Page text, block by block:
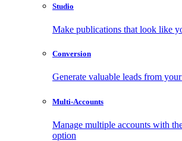
Studio
Make publications that look like
Conversion
Generate valuable leads from
Multi-Accounts
Manage multiple accounts with
option